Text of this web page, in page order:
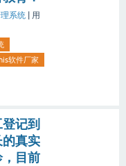
系统
用
软件厂家
记到
真实
目前